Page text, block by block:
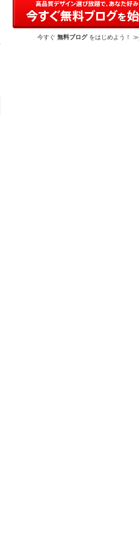
今すぐ 無料ブログをはじめよう！ ≫